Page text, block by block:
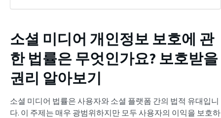
소셜 미디어 개인정보 보호에 관
한 법률은 무엇인가요? 보호받을
권리 알아보기
소셜 미디어 법률은 사용자와 소셜 플랫폼 간의 법적 유대입니
다. 이 주제는 매우 광범위하지만 모두 사용자의 이익을 보호하